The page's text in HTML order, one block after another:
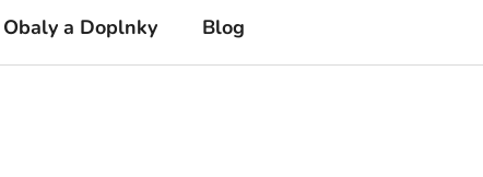
KOŠÍK
Obaly a Doplnky Blog